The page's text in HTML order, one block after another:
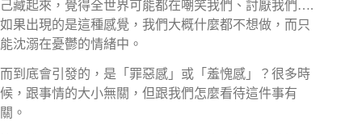
己藏起來，覺得全世界可能都在嘲笑我們、討厭我們….
如果出現的是這種感覺，我們大概什麼都不想做，而只
能沈溺在憂鬱的情緒中。
而到底會引發的，是「罪惡感」或「羞愧感」？很多時
候，跟事情的大小無關，但跟我們怎麼看待這件事有
關。